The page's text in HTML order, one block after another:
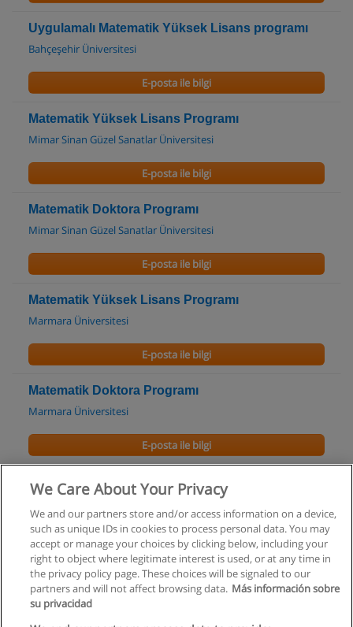
Uygulamalı Matematik Yüksek Lisans programı
Bahçeşehir Üniversitesi
E-posta ile bilgi
Matematik Yüksek Lisans Programı
Mimar Sinan Güzel Sanatlar Üniversitesi
E-posta ile bilgi
Matematik Doktora Programı
Mimar Sinan Güzel Sanatlar Üniversitesi
E-posta ile bilgi
Matematik Yüksek Lisans Programı
Marmara Üniversitesi
E-posta ile bilgi
Matematik Doktora Programı
Marmara Üniversitesi
E-posta ile bilgi
Matematik Doktora Programı
E-posta ile bilgi
We Care About Your Privacy
We and our partners store and/or access information on a device,
such as unique IDs in cookies to process personal data. You may
accept or manage your choices by clicking below, including your
right to object where legitimate interest is used, or at any time in
the privacy policy page. These choices will be signaled to our
partners and will not affect browsing data. Más información sobre
su privacidad